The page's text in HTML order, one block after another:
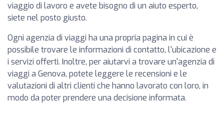
viaggio di lavoro e avete bisogno di un aiuto esperto,
siete nel posto giusto.
Ogni agenzia di viaggi ha una propria pagina in cui è
possibile trovare le informazioni di contatto, l'ubicazione e
i servizi offerti. Inoltre, per aiutarvi a trovare un'agenzia di
viaggi a Genova, potete leggere le recensioni e le
valutazioni di altri clienti che hanno lavorato con loro, in
modo da poter prendere una decisione informata.